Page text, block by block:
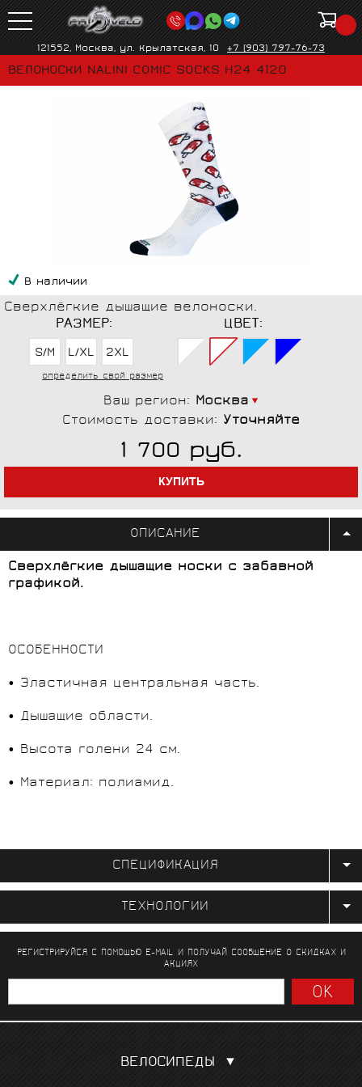
121552, Москва, ул. Крылатская, 10 +7 (903) 797-76-73
ВЕЛОНОСКИ NALINI COMIC SOCKS H24 4120
В наличии
Сверхлёгкие дышащие велоноски.
РАЗМЕР:
S/M L/XL 2XL
определить свой размер
ЦВЕТ:
Ваш регион: Москва
Стоимость доставки: Уточняйте
1 700 руб.
ОПИСАНИЕ
Сверхлёгкие дышащие носки с забавной
графикой.
ОСОБЕННОСТИ
• Эластичная центральная часть.
• Дышащие области.
• Высота голени 24 см.
• Материал: полиамид.
СПЕЦИФИКАЦИЯ
ТЕХНОЛОГИИ
РЕГИСТРИРУЙСЯ С ПОМОЩЬЮ E-MAIL И ПОЛУЧАЙ СООБЩЕНИЕО СКИДКАХ И
АКЦИЯХ
ВЕЛОСИПЕДЫ